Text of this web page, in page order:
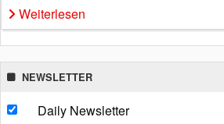
Weiterlesen
NEWSLETTER
Daily Newsletter